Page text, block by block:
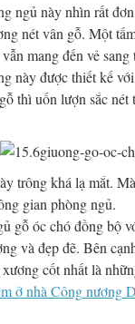
ngủ này nhìn rất
nét vân gỗ. Một
mang đến vẻ
này được thiết kế
thì uốn lượn sắc
trông khá lạ mắt.
gian phòng ngủ.
gỗ óc chó đồng bộ
và đẹp đẽ. Bên
cốt nhất là
ở nhà Công nương